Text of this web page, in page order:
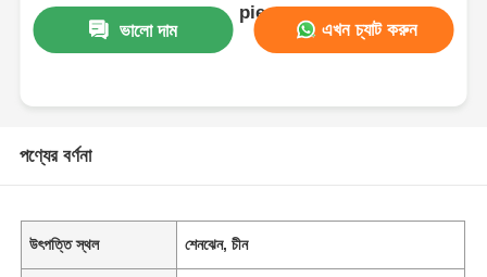
pieces
ভালো দাম
এখন চ্যাট করুন
পণ্যের বর্ণনা
উৎপত্তি স্থল শেনঝেন, চীন